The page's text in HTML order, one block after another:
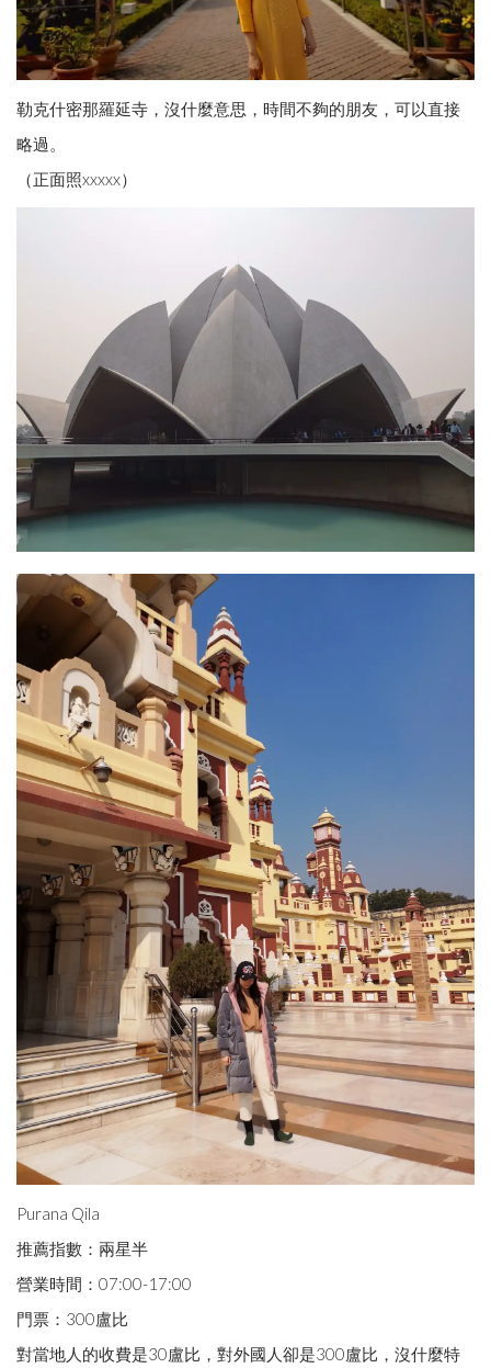
勒克什密那羅延寺，沒什麼意思，時間不夠的朋友，可以直接
略過。
（正面照xxxxx）
Purana Qila
推薦指數：兩星半
營業時間：07:00-17:00
門票：300盧比
對當地人的收費是30盧比，對外國人卻是300盧比，沒什麼特